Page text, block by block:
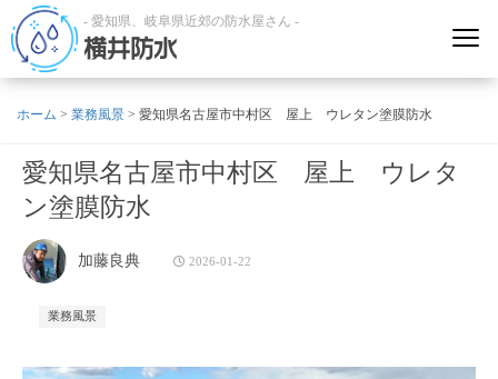
- 愛知県、岐阜県近郊の防水屋さん -
横井防水
ホーム > 業務風景 > 愛知県名古屋市中村区 屋上 ウレタン塗膜防水
愛知県名古屋市中村区 屋上 ウレタ
ン塗膜防水
加藤良典 2026-01-22
業務風景